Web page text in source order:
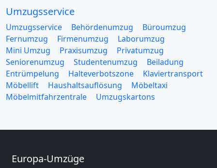
Umzugsservice
Umzugsservice Behördenumzug
Büroumzug
Fernumzug
Firmenumzug
Laborumzug
Mini Umzug
Praxisumzug
Privatumzug
Seniorenumzug
Studentenumzug
Beiladung
Entrümpelung
Halteverbotszone
Klaviertransport
Möbellift
Haushaltsauflösung
Möbeltaxi
Möbelmitfahrzentrale
Umzugskartons
Europa-Umzüge